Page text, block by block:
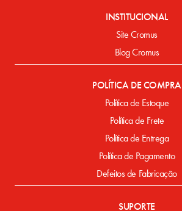
INSTITUCIONAL
Site Cromus
Blog Cromus
POLÍTICA DE COMPRA
Política de Estoque
Política de Frete
Política de Entrega
Política de Pagamento
Defeitos de Fabricação
SUPORTE